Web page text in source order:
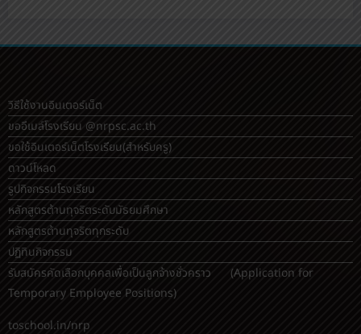
รูปกิจกรรมโรงเรียน
หลักสูตรต้านทุจริตระดับมัธยมศึกษา
หลักสูตรต้านทุจริตทุกระดับ
ปฏิทินกิจกรรม
รับสมัครคัดเลือกบุคคลเพื่อเป็นลูกจ้างชั่วคราว (Application for
Temporary Employee Positions)
toschool.in/nrp
คู่มือเปลี่ยนรหัสผ่าน เลือกชุมนุม เลือกวิชาเลือก ใน toSchool
ระเบียบโรงเรียน
มุมเรียนรู้ด้วยตนเอง
Project14 บทเรียนออนไลน์ วิทย์-คณิต